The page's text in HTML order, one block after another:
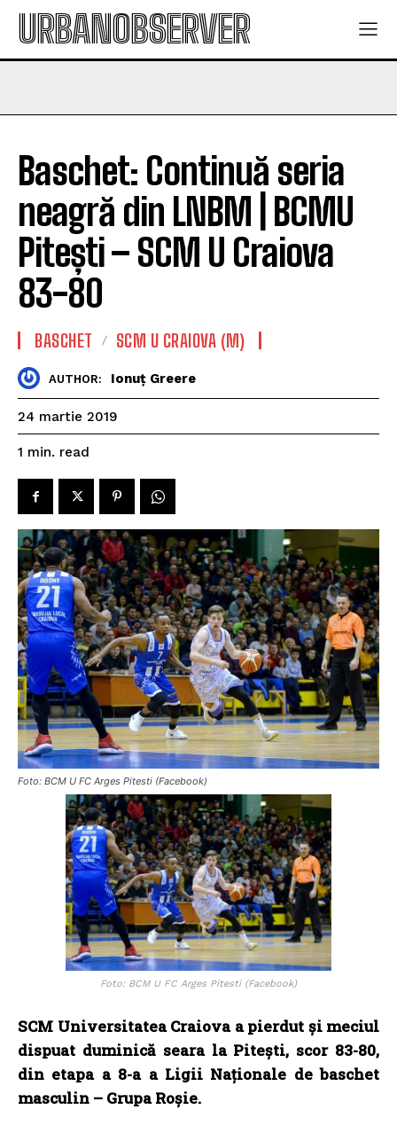
URBANOBSERVER
Baschet: Continuă seria
neagră din LNBM | BCMU
Pitești – SCM U Craiova
83-80
BASCHET SCM U CRAIOVA (M)
AUTHOR: Ionuț Greere
24 martie 2019
1 min. read
Foto: BCM U FC Arges Pitesti (Facebook)
Foto: BCM U FC Arges Pitesti (Facebook)
SCM Universitatea Craiova a pierdut și meciul
dispuat duminică seara la Pitești, scor 83-80,
din etapa a 8-a a Ligii Naționale de baschet
masculin – Grupa Roșie.